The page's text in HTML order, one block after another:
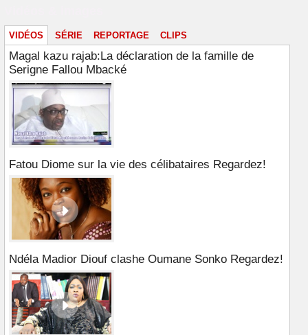
VIDÉOS SÉRIE REPORTAGE CLIPS
Magal kazu rajab:La déclaration de la famille de
Serigne Fallou Mbacké
Fatou Diome sur la vie des célibataires Regardez!
Ndéla Madior Diouf clashe Oumane Sonko Regardez!